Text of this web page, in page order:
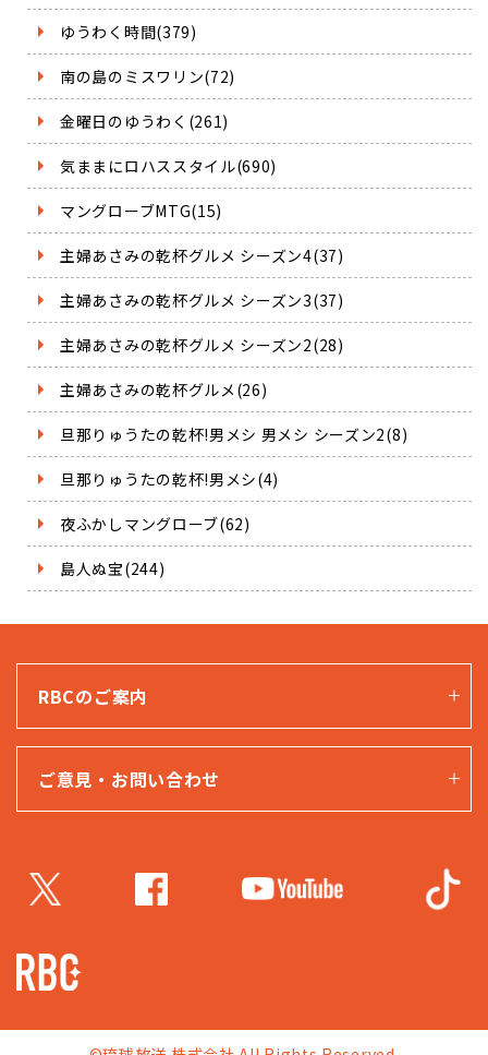
ゆうわく時間(379)
南の島のミスワリン(72)
金曜日のゆうわく(261)
気ままにロハススタイル(690)
マングローブMTG(15)
主婦あさみの乾杯グルメ シーズン4(37)
主婦あさみの乾杯グルメ シーズン3(37)
主婦あさみの乾杯グルメ シーズン2(28)
主婦あさみの乾杯グルメ(26)
旦那りゅうたの乾杯!男メシ 男メシ シーズン2(8)
旦那りゅうたの乾杯!男メシ(4)
夜ふかしマングローブ(62)
島人ぬ宝(244)
RBCのご案内
ご意見・お問い合わせ